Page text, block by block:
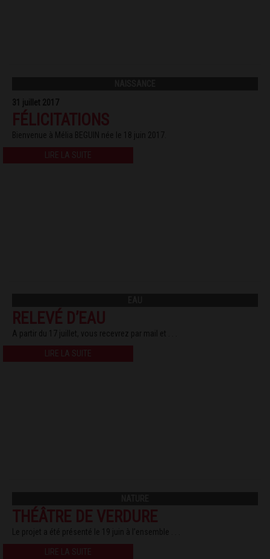
31 juillet 2017
FÉLICITATIONS
Bienvenue à Mélia BEGUIN née le 18 juin 2017.
LIRE LA SUITE
RELEVÉ D’EAU
A partir du 17 juillet, vous recevrez par mail et . . .
LIRE LA SUITE
THÉÂTRE DE VERDURE
Le projet a été présenté le 19 juin à l’ensemble . . .
LIRE LA SUITE